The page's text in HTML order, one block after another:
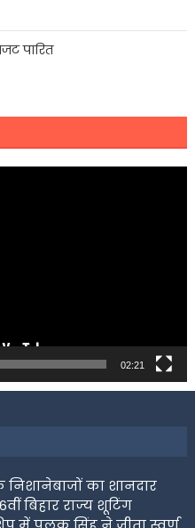
पारित
02:21
का शानदार
बिहार राज्य शूटिंग